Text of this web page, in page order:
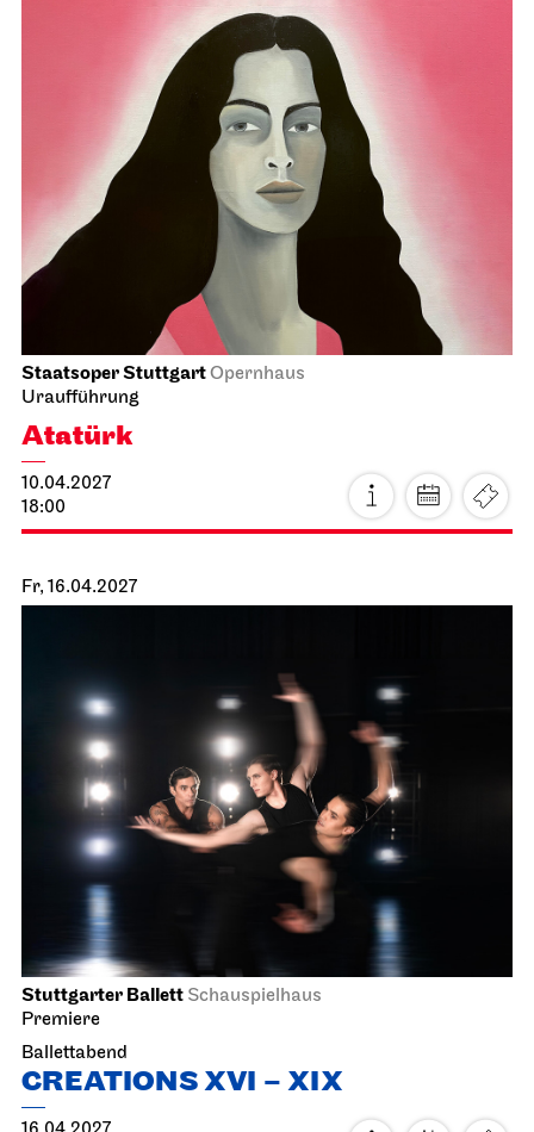
Staatsoper StuttgartOpernhaus
Uraufführung
Atatürk
10.04.2027
18:00
Fr, 16.04.2027
Stuttgarter Ballett Schauspielhaus
Premiere
Ballettabend
CREATIONS XVI – XIX